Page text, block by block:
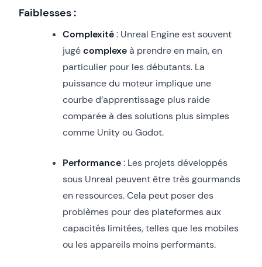
Faiblesses:
Complexité: Unreal Engine est souvent
jugécomplexeà prendre en main, en
particulier pour les débutants. La
puissance du moteur implique une
courbe d’apprentissage plus raide
comparée à des solutions plus simples
comme Unity ou Godot.
Performance: Les projets développés
sous Unreal peuvent être très gourmands
en ressources. Cela peut poser des
problèmes pour des plateformes aux
capacités limitées, telles que les mobiles
ou les appareils moins performants.